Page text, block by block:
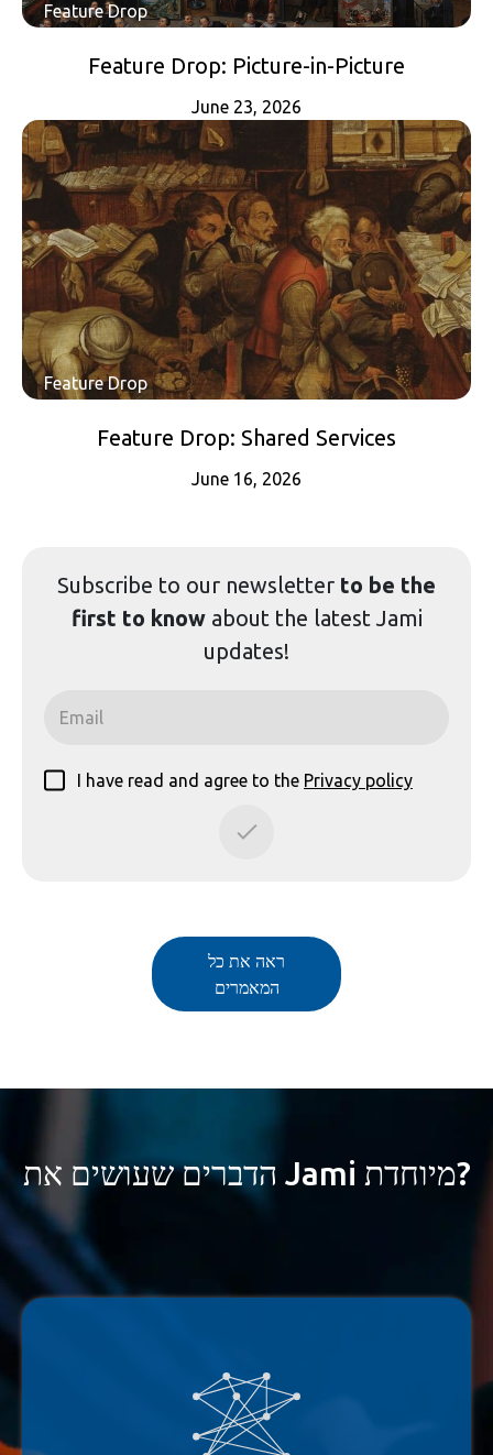
Feature Drop
Feature Drop: Picture-in-Picture
June 23, 2026
Feature Drop
Feature Drop: Shared Services
June 16, 2026
Subscribe to our newsletter to be the
first to knowabout the latest Jami
updates!
I have read and agree to the Privacy policy
ראה את כל
המאמרים
הדברים שעושים את Jami מיוחדת?